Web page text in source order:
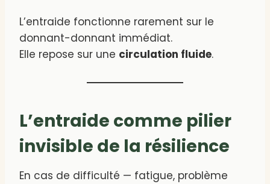
L’entraide fonctionne rarement sur le
donnant-donnant immédiat.
Elle repose sur une circulation fluide.
L’entraide comme pilier
invisible de la résilience
En cas de difficulté — fatigue, problème